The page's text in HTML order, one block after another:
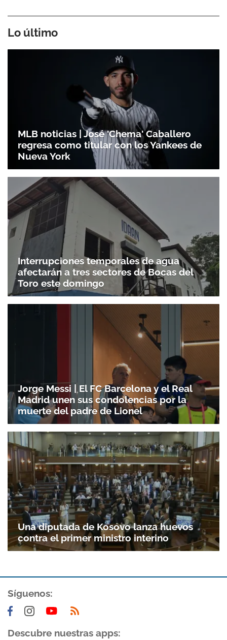
Gracias por suscribirte a nuestro boletín.
ACEPTAR
Lo último
MLB noticias | José 'Chema' Caballero
regresa como titular con los Yankees de
Nueva York
Interrupciones temporales de agua
afectarán a tres sectores de Bocas del
Toro este domingo
Jorge Messi | El FC Barcelona y el Real
Madrid unen sus condolencias por la
muerte del padre de Lionel
Una diputada de Kosovo lanza huevos
contra el primer ministro interino
Síguenos:
Descubre nuestras apps: